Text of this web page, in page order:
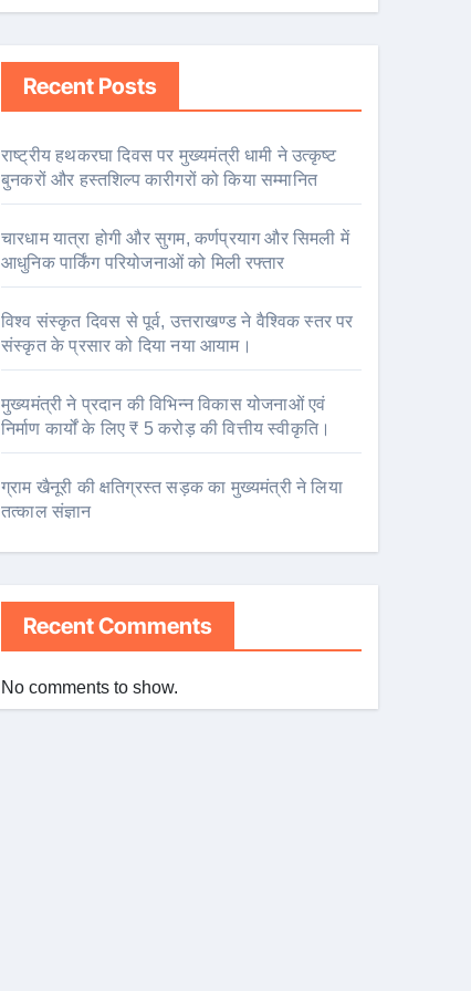
Recent Posts
राष्ट्रीय हथकरघा दिवस पर मुख्यमंत्री धामी ने उत्कृष्ट
बुनकरों और हस्तशिल्प कारीगरों को किया सम्मानित
चारधाम यात्रा होगी और सुगम, कर्णप्रयाग और सिमली में
आधुनिक पार्किंग परियोजनाओं को मिली रफ्तार
विश्व संस्कृत दिवस से पूर्व, उत्तराखण्ड ने वैश्विक स्तर पर
संस्कृत के प्रसार को दिया नया आयाम।
मुख्यमंत्री ने प्रदान की विभिन्न विकास योजनाओं एवं
निर्माण कार्यों के लिए ₹ 5 करोड़ की वित्तीय स्वीकृति।
ग्राम खैनूरी की क्षतिग्रस्त सड़क का मुख्यमंत्री ने लिया
तत्काल संज्ञान
Recent Comments
No comments to show.